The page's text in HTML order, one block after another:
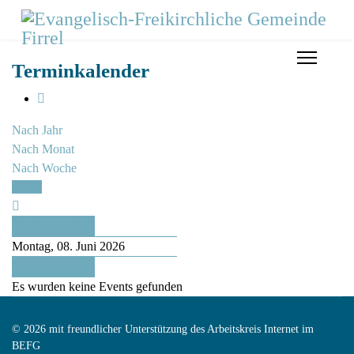
Terminkalender
Nach Jahr
Nach Monat
Nach Woche
Montag, 08. Juni 2026
Es wurden keine Events gefunden
© 2026 mit freundlicher Unterstützung des Arbeitskreis Internet im
BEFG